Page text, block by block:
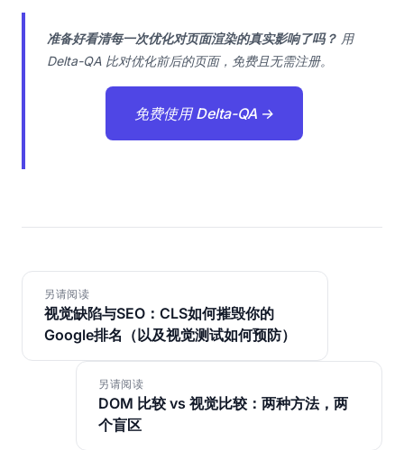
准备好看清每一次优化对页面渲染的真实影响了吗？ 用
Delta-QA 比对优化前后的页面，免费且无需注册。
免费使用 Delta-QA →
另请阅读
视觉缺陷与SEO：CLS如何摧毁你的
Google排名（以及视觉测试如何预防）
另请阅读
DOM 比较 vs 视觉比较：两种方法，两
个盲区